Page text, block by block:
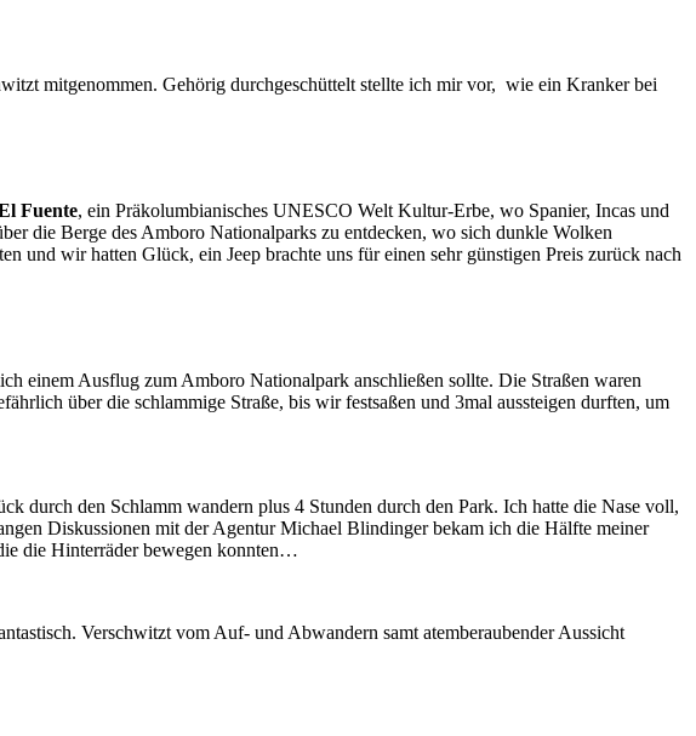
mitgenommen. Gehörig durchgeschüttelt stellte ich mir vor, wie ein Kranker bei
Fuente, ein Präkolumbianisches UNESCO Welt Kultur-Erbe, wo Spanier, Incas und
die Berge des Amboro Nationalparks zu entdecken, wo sich dunkle Wolken
und wir hatten Glück, ein Jeep brachte uns für einen sehr günstigen Preis zurück nach
einem Ausflug zum Amboro Nationalpark anschließen sollte. Die Straßen waren
über die schlammige Straße, bis wir festsaßen und 3mal aussteigen durften, um
durch den Schlamm wandern plus 4 Stunden durch den Park. Ich hatte die Nase voll,
Diskussionen mit der Agentur Michael Blindinger bekam ich die Hälfte meiner
die Hinterräder bewegen konnten…
Verschwitzt vom Auf- und Abwandern samt atemberaubender Aussicht